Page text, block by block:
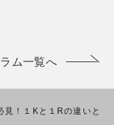
ム一覧へ
見！１Kと１Rの違いと